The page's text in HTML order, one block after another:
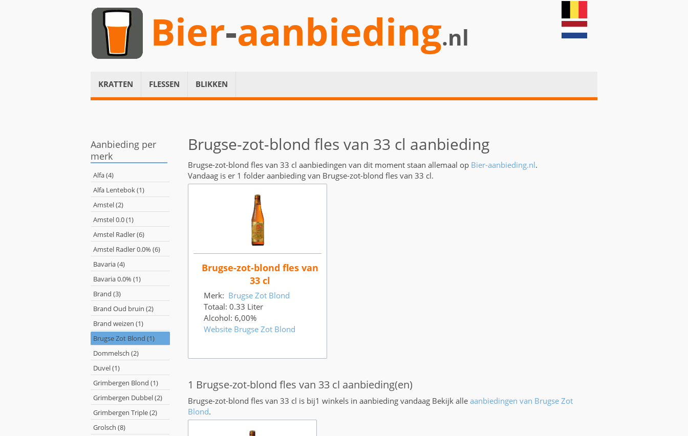
Bier-aanbieding.nl
KRATTEN FLESSEN BLIKKEN
Aanbieding per
merk
Alfa (4)
Alfa Lentebok (1)
Amstel (2)
Amstel 0.0 (1)
Amstel Radler (6)
Amstel Radler 0.0% (6)
Bavaria (4)
Bavaria 0.0% (1)
Brand (3)
Brand Oud bruin (2)
Brand weizen (1)
Brugse Zot Blond (1)
Dommelsch (2)
Duvel (1)
Grimbergen Blond (1)
Grimbergen Dubbel (2)
Grimbergen Triple (2)
Grolsch (8)
Brugse-zot-blond fles van 33 cl aanbieding
Brugse-zot-blond fles van 33 cl aanbiedingen van dit moment staan allemaal op Bier-aanbieding.nl.
Vandaag is er 1 folder aanbieding van Brugse-zot-blond fles van 33 cl.
Brugse-zot-blond fles van
33 cl
Merk: Brugse Zot Blond
Totaal: 0.33 Liter
Alcohol: 6,00%
Website Brugse Zot Blond
1 Brugse-zot-blond fles van 33 cl aanbieding(en)
Brugse-zot-blond fles van 33 cl is bij1 winkels in aanbieding vandaag Bekijk alle aanbiedingen van Brugse Zot
Blond.